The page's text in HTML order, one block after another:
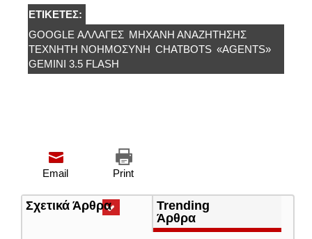
ΕΤΙΚΈΤΕΣ:
GOOGLE ΑΛΛΑΓΈΣ ΜΗΧΑΝΉ ΑΝΑΖΉΤΗΣΗΣ
ΤΕΧΝΗΤΉ ΝΟΗΜΟΣΎΝΗ CHATBOTS «AGENTS»
GEMINI 3.5 FLASH
Print
Email
Σχετικά Άρθρα(ενεργή
καρτέλα)
Trending
Άρθρα